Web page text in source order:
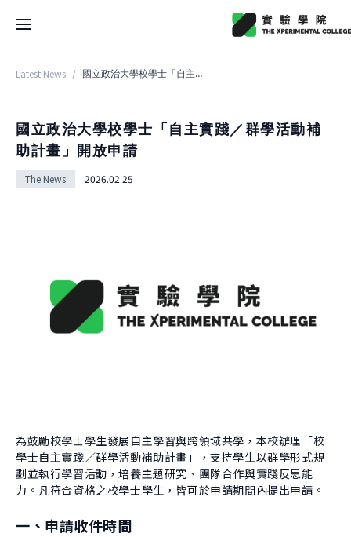
Latest News
College
About College
History
Space
Application
Documents
About Course
Timetable
Experiment
Donate
Center for Creativity and Innovation Studies
CANJUNE
Shiuhli Foundation
Latest News / 國立政治大學校學士「自主實踐／群學活動補助計畫」開放申請
國立政治大學校學士「自主實踐／群學活動補
助計畫」開放申請
The News 2026.02.25
為鼓勵校學士學生發展自主學習與跨領域共學，本校辦理「校
學士自主實踐／群學活動補助計畫」，支持學生以群學形式規
劃並執行學習活動，培養主題研究、團隊合作與實踐反思能
力。凡符合資格之校學士學生，皆可於申請期間內提出申請。
一、申請收件時間